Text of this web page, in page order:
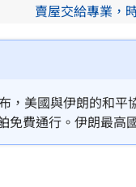
慘遭暴打趴地 12:52
處曝光網看哭
質躲班機墜海 12:47
洩臨終前病況 12:46
IG也更新了
賣屋交給專業，
，美國與伊朗的和
免費通行。伊朗最
特原油與WTI原油
激勵15日台股、陸